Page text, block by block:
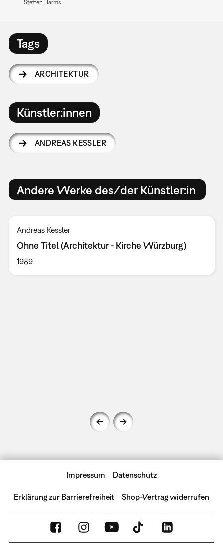
Steffen Harms
Tags
ARCHITEKTUR
Künstler:innen
ANDREAS KESSLER
Andere Werke des/der Künstler:in
Andreas Kessler
Ohne Titel (Architektur - Kirche Würzburg)
1989
Impressum Datenschutz
Erklärung zur Barrierefreiheit Shop-Vertrag widerrufen